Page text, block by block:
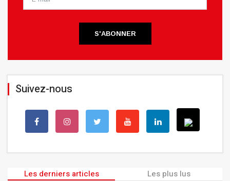
S'ABONNER
Suivez-nous
Les derniers articles Les plus lus